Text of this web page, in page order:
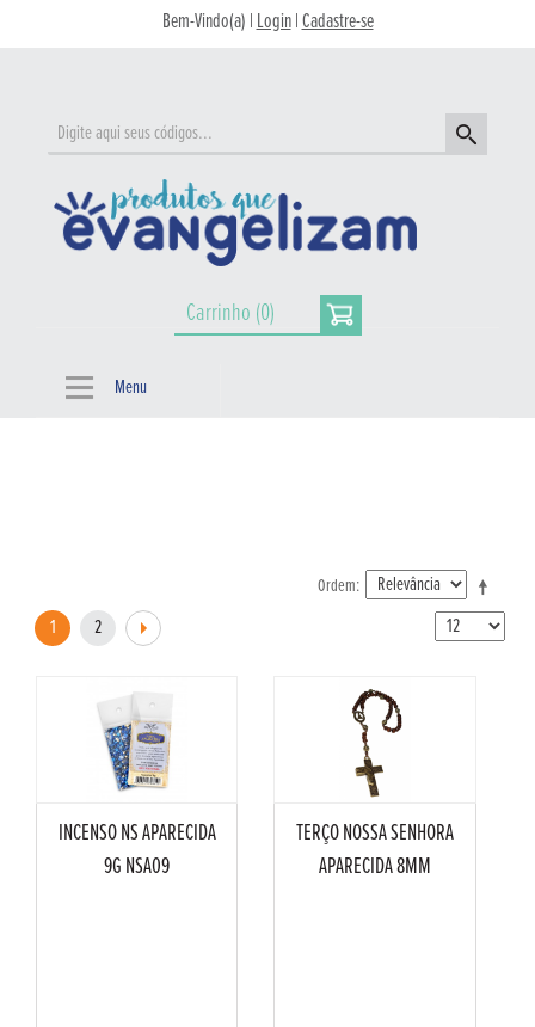
Bem-Vindo(a) |Login|Cadastre-se
Carrinho (0)
Menu
Ordem
1 2
INCENSO NS APARECIDA
9G NSA09
TERÇO NOSSA SENHORA
APARECIDA 8MM